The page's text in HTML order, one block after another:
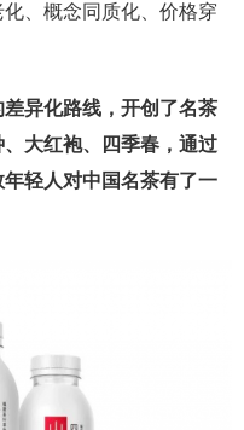
、概念同质化、价格穿
异化路线，开创了名茶
大红袍、四季春，通过
轻人对中国名茶有了一